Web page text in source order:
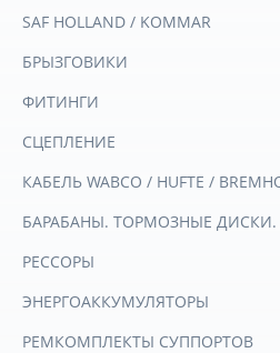
SAF HOLLAND / KOMMAR
БРЫЗГОВИКИ
ФИТИНГИ
СЦЕПЛЕНИЕ
КАБЕЛЬ WABCO / HUFTE /
БАРАБАНЫ. ТОРМОЗНЫЕ
РЕССОРЫ
ЭНЕРГОАККУМУЛЯТОРЫ
РЕМКОМПЛЕКТЫ СУППОРТОВ